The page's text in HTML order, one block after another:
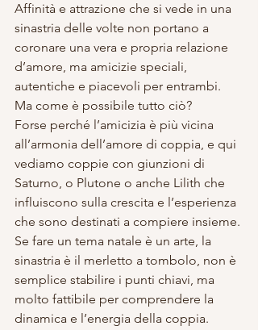
Affinità e attrazione che si vede in una
sinastria delle volte non portano a
coronare una vera e propria relazione
d’amore, ma amicizie speciali,
autentiche e piacevoli per entrambi.
Ma come è possibile tutto ciò?
Forse perché l’amicizia è più vicina
all’armonia dell’amore di coppia, e qui
vediamo coppie con giunzioni di
Saturno, o Plutone o anche Lilith che
influiscono sulla crescita e l’esperienza
che sono destinati a compiere insieme.
Se fare un tema natale è un arte, la
sinastria è il merletto a tombolo, non è
semplice stabilire i punti chiavi, ma
molto fattibile per comprendere la
dinamica e l’energia della coppia.